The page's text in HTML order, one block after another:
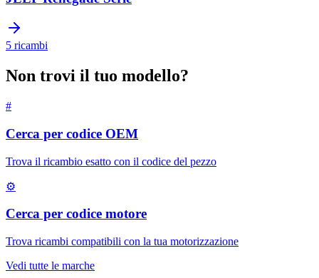
5 ricambi
Non trovi il tuo modello?
#
Cerca per codice OEM
Trova il ricambio esatto con il codice del pezzo
⚙
Cerca per codice motore
Trova ricambi compatibili con la tua motorizzazione
Vedi tutte le marche